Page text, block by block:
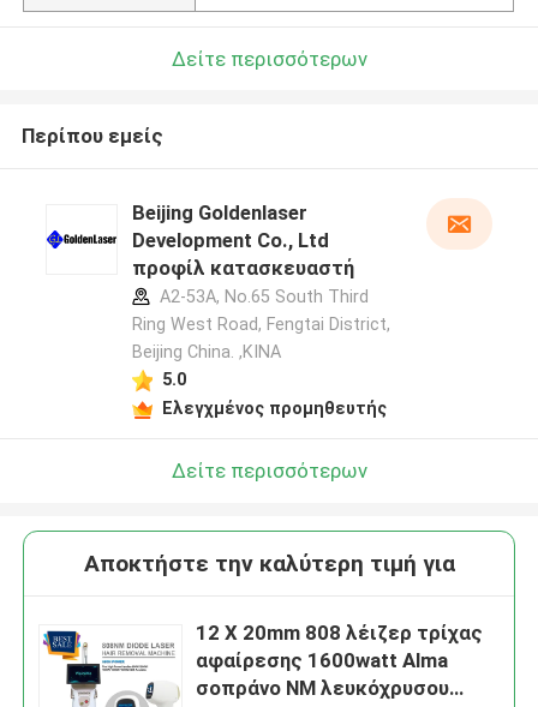
Δείτε περισσότερων
Περίπου εμείς
Beijing Goldenlaser
Development Co., Ltd
προφίλ κατασκευαστή
A2-53A, No.65 South Third
Ring West Road, Fengtai District,
Beijing China. ,ΚΙΝΑ
5.0
Ελεγχμένος προμηθευτής
Δείτε περισσότερων
Αποκτήστε την καλύτερη τιμή για
12 X 20mm 808 λέιζερ τρίχας
αφαίρεσης 1600watt Alma
σοπράνο NM λευκόχρυσου